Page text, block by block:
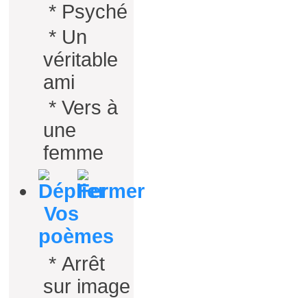
* Psyché
* Un
véritable
ami
* Vers à
une
femme
Vos
poèmes
* Arrêt
sur image